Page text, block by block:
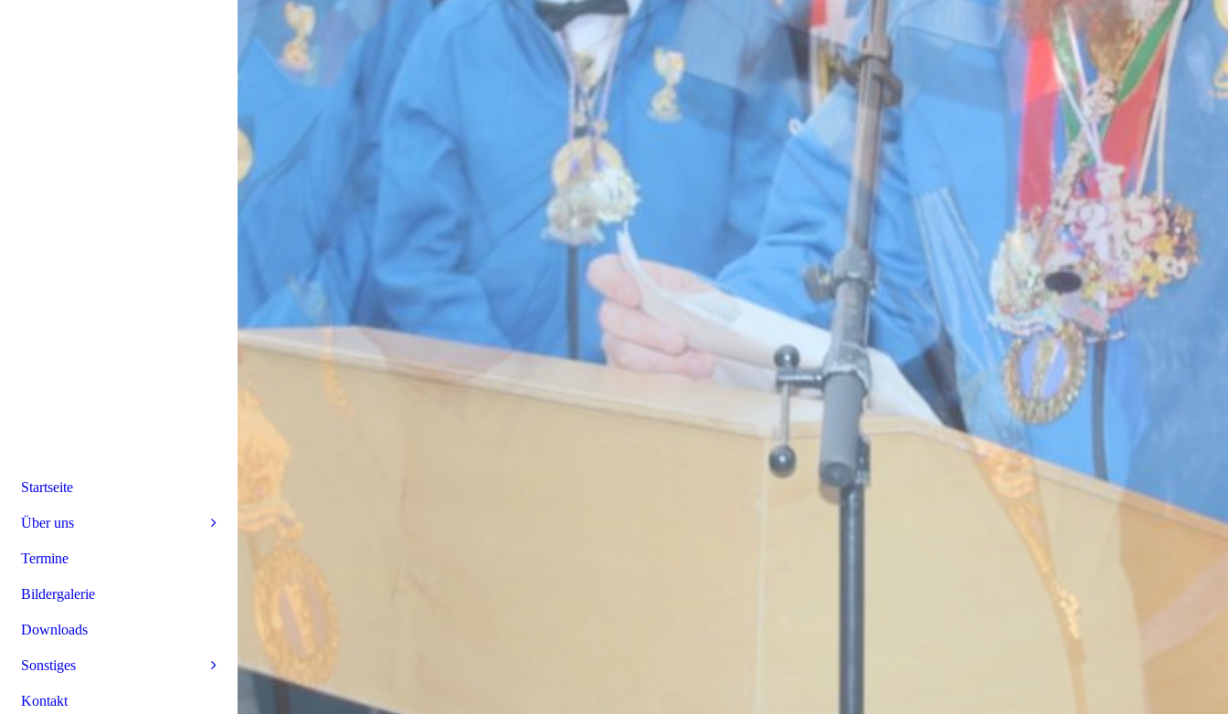
Startseite
Über uns
Termine
Bildergalerie
Downloads
Sonstiges
Kontakt